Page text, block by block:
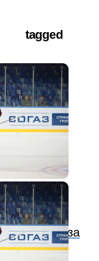
tagged
выбыл из-за